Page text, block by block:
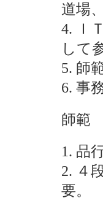
道場
Ｉ
して
師
事
師範
品
４
要。